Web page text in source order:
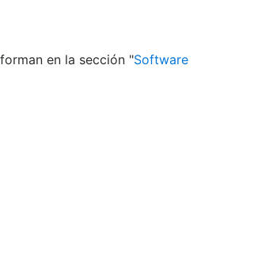
en la sección "Software